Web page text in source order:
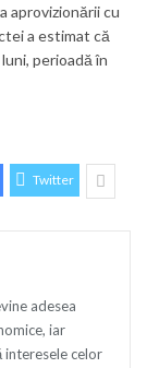
aprovizionării cu
a estimat că
perioadă în
Twitter
adesea
iar
celor